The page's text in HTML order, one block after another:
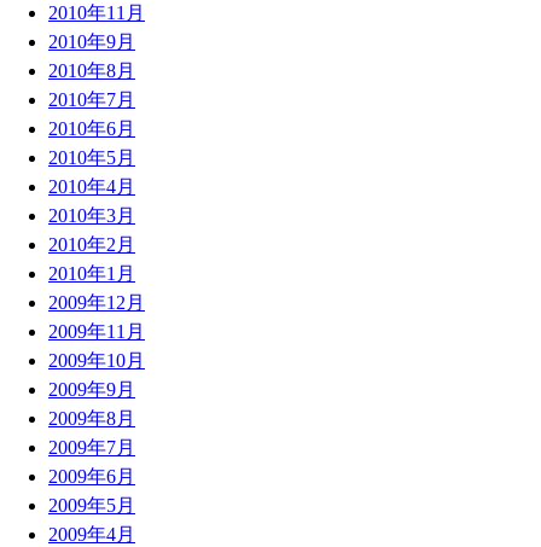
2010年11月
2010年9月
2010年8月
2010年7月
2010年6月
2010年5月
2010年4月
2010年3月
2010年2月
2010年1月
2009年12月
2009年11月
2009年10月
2009年9月
2009年8月
2009年7月
2009年6月
2009年5月
2009年4月